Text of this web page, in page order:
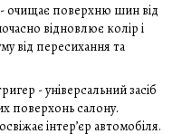
- очищає поверхню шин від
відновлює колір і
від пересихання та
- універсальний засіб
поверхонь салону.
інтер’єр автомобіля.